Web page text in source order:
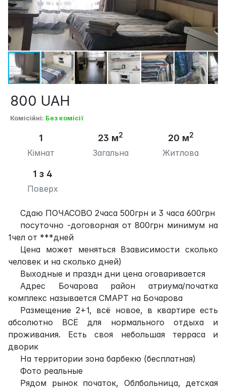
800 UAH
Комісійні: Без комісії
1
Кімнат
23 м2
Загальна
20 м2
Житлова
1 з 4
Поверх
Сдаю ПОЧАСОВО 2часа 500грн и 3 часа 600грн
посуточно -договорная от 800грн минимум на
1чел от ***дней
Цена может меняться Взависимости сколько
человек и на сколько дней)
Выходные и праздн дни цена оговаривается
Адрес Бочарова район атриума/початка
комплекс называется СМАРТ на Бочарова
Размещение 2+1, всё новое, в квартире есть
абсолютно ВСЁ для нормального отдыха и
проживания. Есть своя небольшая терраса и
дворик
На территории зона барбекю (бесплатная)
Фото реальные
Рядом рынок початок, Облбольница, детская